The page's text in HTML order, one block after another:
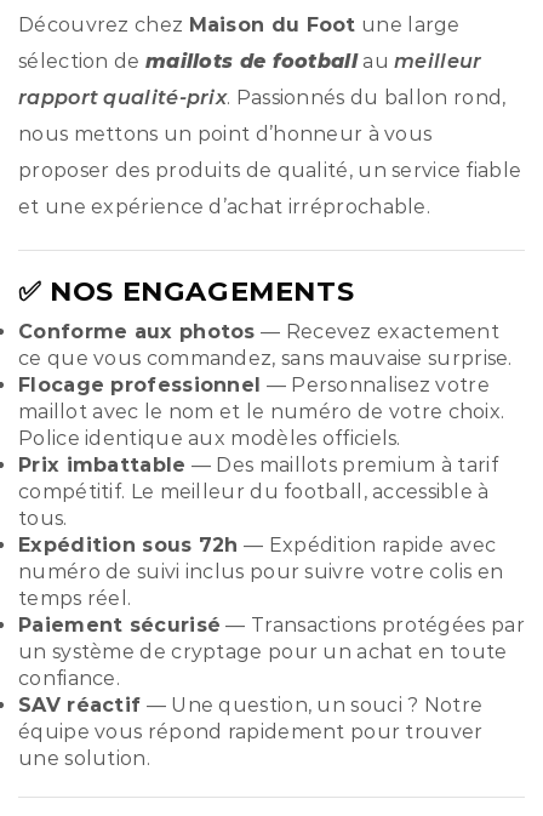
Découvrez chez Maison du Foot une large
sélection de maillots de footballaumeilleur
rapport qualité-prix. Passionnés du ballon rond,
nous mettons un point d’honneur à vous
proposer des produits de qualité, un service fiable
et une expérience d’achat irréprochable.
✅ NOS ENGAGEMENTS
Conforme aux photos — Recevez exactement
ce que vous commandez, sans mauvaise surprise.
Flocage professionnel — Personnalisez votre
maillot avec le nom et le numéro de votre choix.
Police identique aux modèles officiels.
Prix imbattable — Des maillots premium à tarif
compétitif. Le meilleur du football, accessible à
tous.
Expédition sous 72h — Expédition rapide avec
numéro de suivi inclus pour suivre votre colis en
temps réel.
Paiement sécurisé — Transactions protégées par
un système de cryptage pour un achat en toute
confiance.
SAV réactif — Une question, un souci ? Notre
équipe vous répond rapidement pour trouver
une solution.